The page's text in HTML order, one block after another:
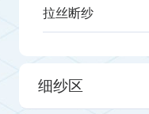
拉丝断纱
细纱区